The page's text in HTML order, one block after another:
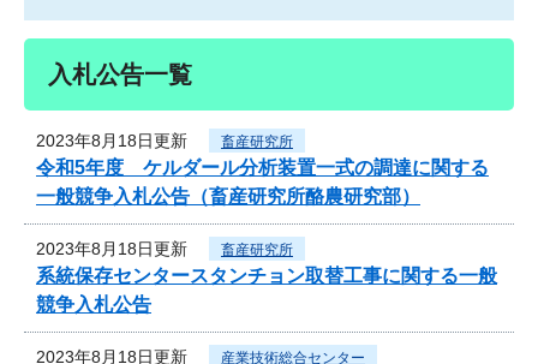
入札公告一覧
2023年8月18日更新 畜産研究所
令和5年度 ケルダール分析装置一式の調達に関する
一般競争入札公告（畜産研究所酪農研究部）
2023年8月18日更新 畜産研究所
系統保存センタースタンチョン取替工事に関する一般
競争入札公告
2023年8月18日更新 産業技術総合センター